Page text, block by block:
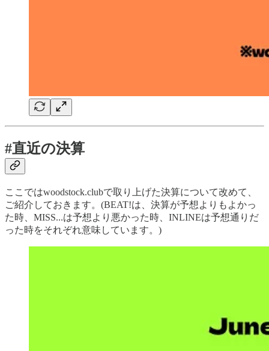
#直近の決算
ここではwoodstock.clubで取り上げた決算について改めて、
ご紹介しておきます。(BEAT!は、決算が予想よりもよかっ
た時、MISS...は予想より悪かった時、INLINEは予想通りだ
った時をそれぞれ意味しています。)